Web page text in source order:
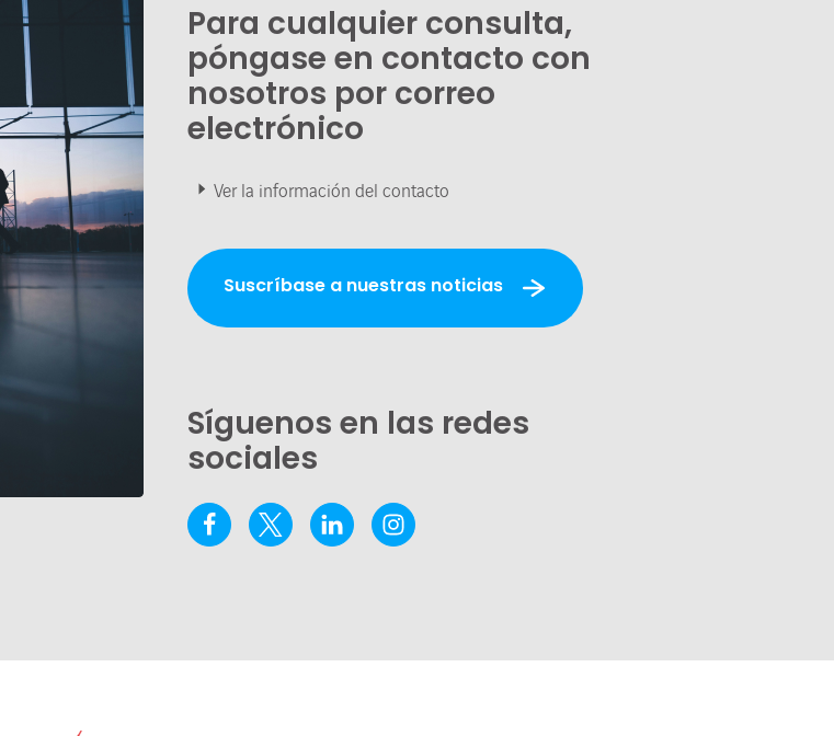
Para cualquier consulta,
póngase en contacto con
nosotros por correo
electrónico
Ver la información del contacto
Suscríbase a nuestras noticias
Síguenos en las redes
sociales